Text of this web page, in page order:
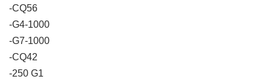
-CQ56
-G4-1000
-G7-1000
-CQ42
-250 G1